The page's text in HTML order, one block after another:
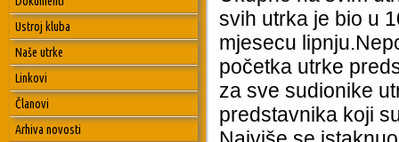
Ustroj kluba
Naše utrke
Linkovi
Članovi
Arhiva novosti
svih utrka je bio u
mjesecu
početka utrke
za sve sudionike
predstavnika koji